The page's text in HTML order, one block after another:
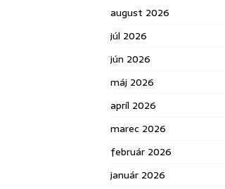
august 2026
júl 2026
jún 2026
máj 2026
apríl 2026
marec 2026
február 2026
január 2026